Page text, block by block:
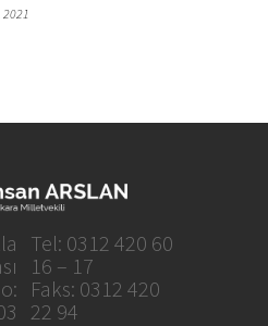
2021
Tel: 0312 420 60
16 – 17
Faks: 0312 420
22 94